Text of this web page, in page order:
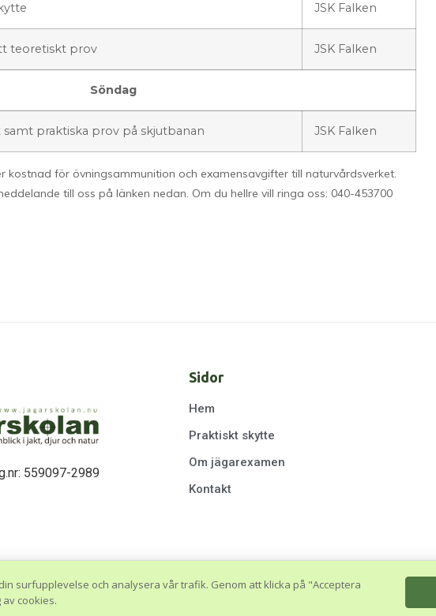
JSK Falken
teoretiskt prov JSK Falken
Söndag
samt praktiska prov på skjutbanan JSK Falken
kostnad för övningsammunition och examensavgifter till naturvårdsverket.
till oss på länken nedan. Om du hellre vill ringa oss: 040-453700
559097-2989
Sidor
Hem
Praktiskt skytte
Om jägarexamen
Kontakt
Webkung
surfupplevelse och analysera vår trafik. Genom att klicka på "Acceptera
cookies.